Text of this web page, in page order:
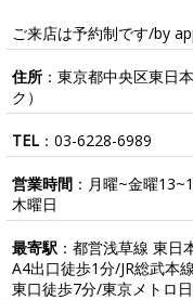
ご来店は予約制です/by
住所：東京都中央区東日
ク）
TEL： 03-6228-6989
営業時間：月曜~金曜
木曜日
最寄駅 ：都営浅草線 東
A4出口徒歩1分/JR総武本
東口徒歩7分/東京メトロ